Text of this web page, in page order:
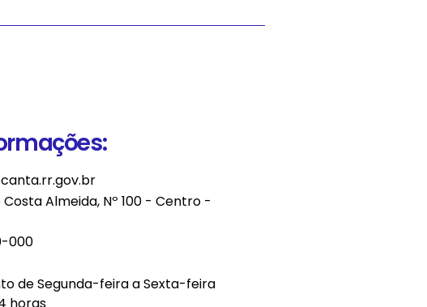
Costa Almeida, Nº 100 - Centro -
000
de Segunda-feira a Sexta-feira
horas